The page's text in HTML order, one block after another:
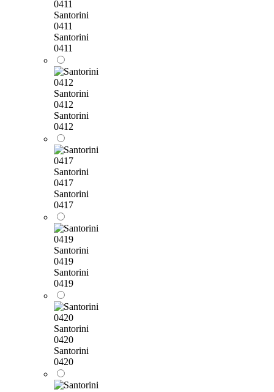
Santorini
0411
Santorini
0411
Santorini
0412
Santorini
0412
Santorini
0417
Santorini
0417
Santorini
0419
Santorini
0419
Santorini
0420
Santorini
0420